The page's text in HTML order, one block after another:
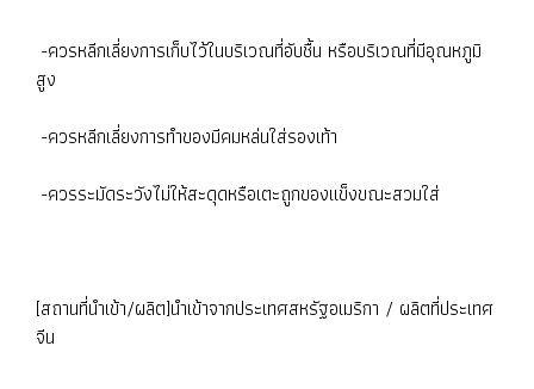
-ควรหลีกเลี่ยงการเก็บไว้ในบริเวณที่อับชื้น หรือบริเวณที่มีอุณหภูมิ
สูง
-ควรหลีกเลี่ยงการทำของมีคมหล่นใส่รองเท้า
-ควรระมัดระวังไม่ให้สะดุดหรือเตะถูกของแข็งขณะสวมใส่
[สถานที่นำเข้า/ผลิต]นำเข้าจากประเทศสหรัฐอเมริกา / ผลิตที่ประเทศ
จีน